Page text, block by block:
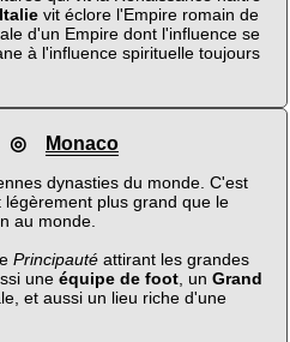
Italievit éclore l'Empire romain de
d'un Empire dont l'influence se
à l'influence spirituelle toujours
◎ Monaco
dynasties du monde. C'est
plus grand que le
au monde.
Principautéattirant les grandes
une équipe de foot, un Grand
et aussi un lieu riche d'une